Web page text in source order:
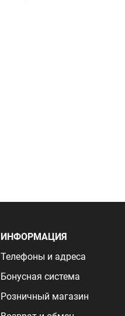
ИНФОРМАЦИЯ
Телефоны и адреса
Бонусная система
Розничный магазин